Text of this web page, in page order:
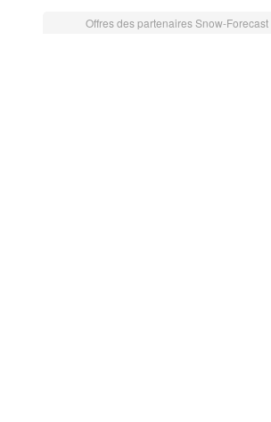
Offres des partenaires Snow-Forecast